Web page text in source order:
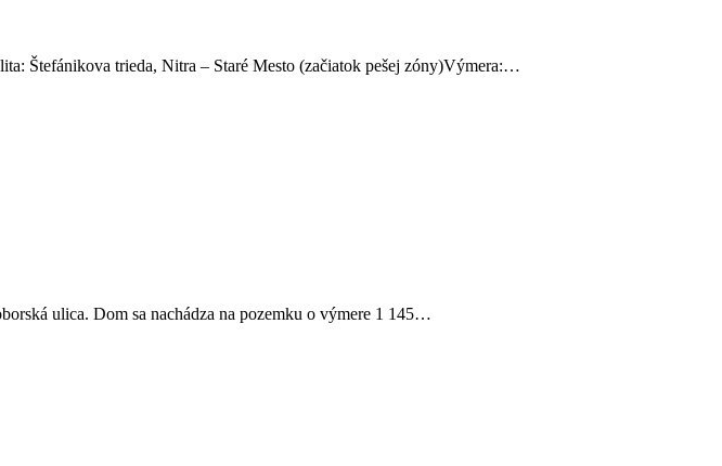
Štefánikova trieda, Nitra – Staré Mesto (začiatok pešej zóny)Výmera:…
ulica. Dom sa nachádza na pozemku o výmere 1 145…